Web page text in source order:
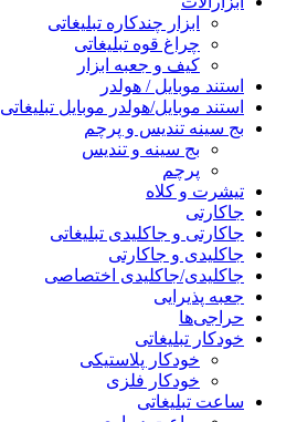
ابزار چندکاره تبلیغاتی
چراغ قوه تبلیغاتی
کیف و جعبه ابزار
استند موبایل / هولدر
استند موبایل/هولدر موبایل تبلیغاتی
بج سینه تندیس و پرچم
بج سینه و تندیس
پرچم
تیشرت و کلاه
جاکارتی
جاکارتی و جاکلیدی تبلیغاتی
جاکلیدی و جاکارتی
جاکلیدی/جاکلیدی اختصاصی
جعبه پذیرایی
حراجی‌ها
خودکار تبلیغاتی
خودکار پلاستیکی
خودکار فلزی
ساعت تبلیغاتی